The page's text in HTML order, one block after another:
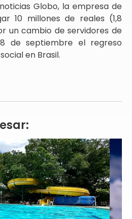
Globo, la empresa de
10 millones de reales (1,8
un cambio de servidores de
de septiembre el regreso
en Brasil.